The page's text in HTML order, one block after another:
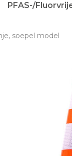
PFAS-/
soepel model